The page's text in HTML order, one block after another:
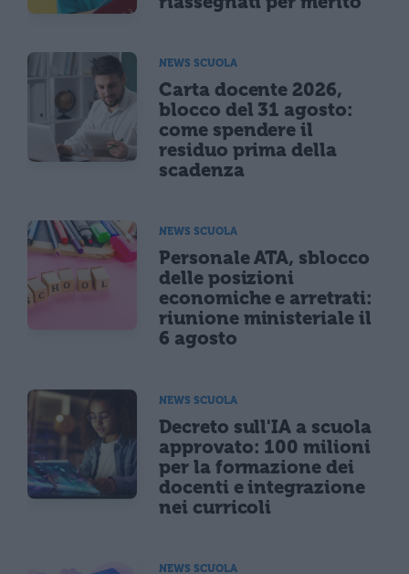
NEWS SCUOLA
Carta docente 2026,
blocco del 31 agosto:
come spendere il
residuo prima della
scadenza
NEWS SCUOLA
Personale ATA, sblocco
delle posizioni
economiche e arretrati:
riunione ministeriale il
6 agosto
NEWS SCUOLA
Decreto sull'IA a scuola
approvato: 100 milioni
per la formazione dei
docenti e integrazione
nei curricoli
NEWS SCUOLA